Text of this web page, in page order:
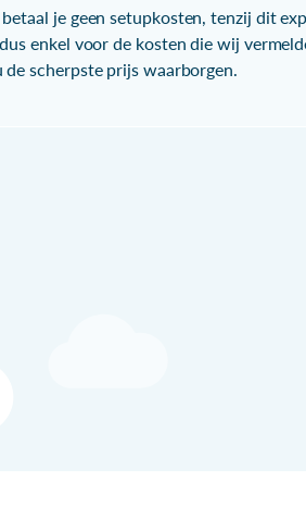
je geen setupkosten, tenzij dit
enkel voor de kosten die wij
scherpste prijs waarborgen.